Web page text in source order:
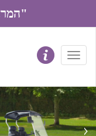
next